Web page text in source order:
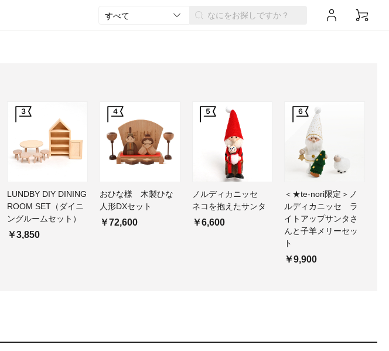
LUNDBY DIY DINING
ROOM SET（ダイニ
ングルームセット）
￥3,850
おひな様 木製ひな
人形DXセット
￥72,600
ノルディカニッセ
ネコを抱えたサンタ
￥6,600
＜★te-nori限定＞ノ
ルディカニッセ ラ
イトアップサンタさ
んと子羊メリーセッ
ト
￥9,900